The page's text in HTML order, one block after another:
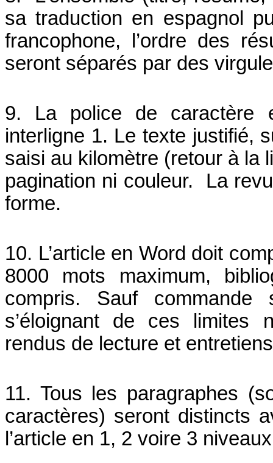
sa traduction en espagnol
francophone, l’ordre des
seront séparés par des
9. La police de caractère
interligne 1. Le texte justifié,
saisi au kilomètre (retour à la
pagination ni couleur. La
forme.
10. L’article en Word doit
8000 mots maximum,
compris. Sauf commande
s’éloignant de ces
rendus de lecture et
11. Tous les paragraphes
caractères) seront distincts
l’article en 1, 2 voire 3